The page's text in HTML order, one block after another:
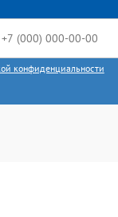
конфиденциальности